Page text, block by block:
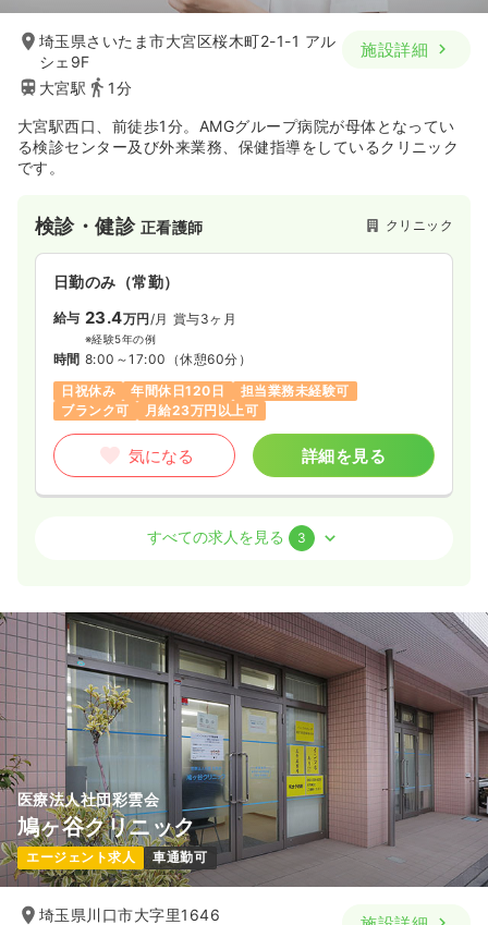
埼玉県さいたま市大宮区桜木町2-1-1 アル
シェ9F
大宮駅
1分
施設詳細
大宮駅西口、前徒歩1分。AMGグループ病院が母体となってい
る検診センター及び外来業務、保健指導をしているクリニック
です。
検診・健診 正看護師 クリニック
日勤のみ（常勤）
給与 23.4万円 /月 賞与3ヶ月
※経験5年の例
時間 8:00～17:00 （休憩60分）
日祝休み
年間休日120日
担当業務未経験可
ブランク可
月給23万円以上可
気になる 詳細を見る
正・准看護師
給与 21.9万円〜/月 賞与2回
時間 8:00～17:00
日祝休み
年間休日120日 月給21万円以上可
気になる 詳細を見る
日勤のみ（パート） 一時募集休止
給与 時給1,400円〜
時間 8:00～17:00
すべての求人を見る 3
医療法人社団彩雲会
鳩ヶ谷クリニック
エージェント求人 車通勤可
埼玉県川口市大字里1646